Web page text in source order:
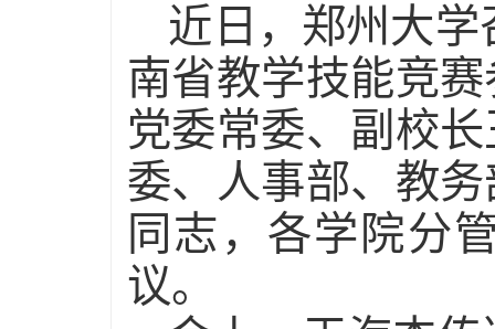
近日，郑州大
南省教学技能竞
党委常委、副校
委、人事部、教
同志，各学院分
议。